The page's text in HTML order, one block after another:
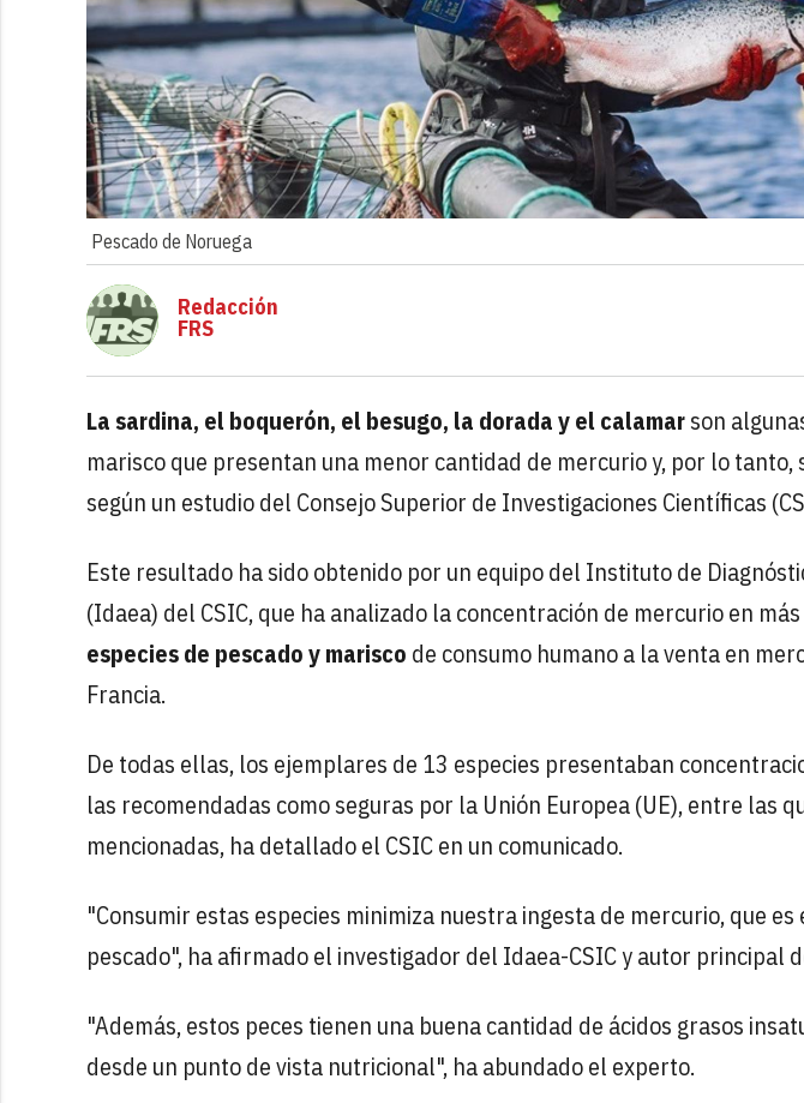
Pescado de Noruega
Redacción
FRS
La sardina, el boquerón, el besugo, la dorada y el calamarson
marisco que presentan una menor cantidad de mercurio y, por lo tanto,
según un estudio del Consejo Superior de Investigaciones Científicas
Este resultado ha sido obtenido por un equipo del Instituto de
(Idaea) del CSIC, que ha analizado la concentración de mercurio en
especies de pescado y marisco de consumo humano a la venta en
Francia.
De todas ellas, los ejemplares de 13 especies presentaban
las recomendadas como seguras por la Unión Europea (UE), entre las
mencionadas, ha detallado el CSIC en un comunicado.
"Consumir estas especies minimiza nuestra ingesta de mercurio, que
pescado", ha afirmado el investigador del Idaea-CSIC y autor principal
"Además, estos peces tienen una buena cantidad de ácidos grasos
desde un punto de vista nutricional", ha abundado el experto.